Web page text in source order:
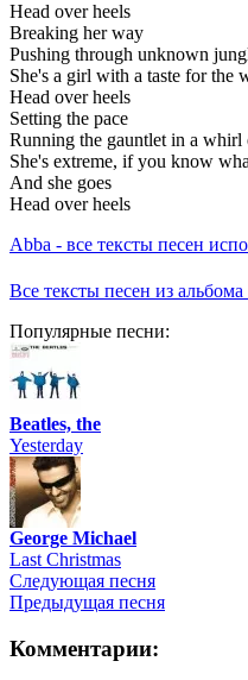
Head over heels
Breaking her way
Pushing through unknown
She's a girl with a taste for the
Head over heels
Setting the pace
Running the gauntlet in a whirl
She's extreme, if you know
And she goes
Head over heels
Abba - все тексты песен
Все тексты песен из
Популярные песни:
Beatles, the
Yesterday
George Michael
Last Christmas
Следующая песня
Предыдущая песня
Комментарии: